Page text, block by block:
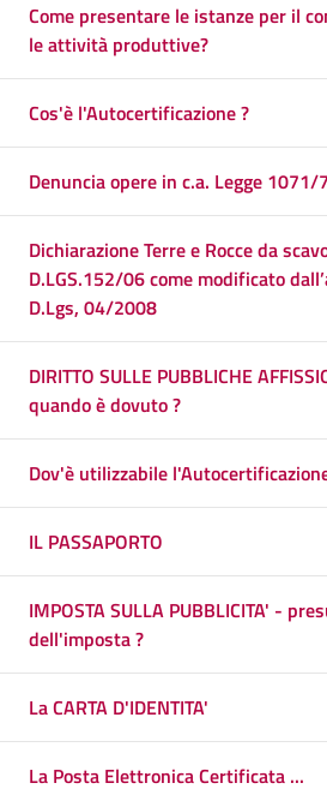
Come presentare le istanze per il
le attività produttive?
Cos'è l'Autocertificazione ?
Denuncia opere in c.a. Legge 1071/
Dichiarazione Terre e Rocce da
D.LGS.152/06 come modificato
D.Lgs, 04/2008
DIRITTO SULLE PUBBLICHE
quando è dovuto ?
Dov'è utilizzabile
IL PASSAPORTO
IMPOSTA SULLA PUBBLICITA' -
dell'imposta ?
La CARTA D'IDENTITA'
La Posta Elettronica Certificata ...